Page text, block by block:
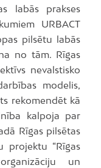
labās prakses
URBACT
pilsētu labās
no tām. Rīgas
nevalstisko
modelis,
rekomendēt kā
kalpoja par
Rīgas pilsētas
projektu “Rīgas
un